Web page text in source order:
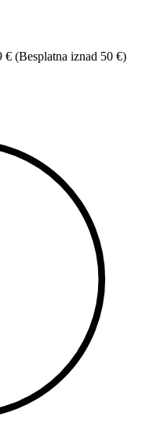
(Besplatna iznad 50 €)